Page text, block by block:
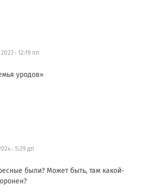
: 12:19 пп
уродов»
: 5:29 дп
были? Может быть, там какой-